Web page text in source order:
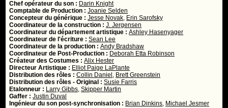
Chef opérateur du son : Darin Knight
Comptable de Production :Joanie Selden
Concepteur du générique :Jesse Novak, Erin Sarofsky
Coordinateur de la construction :J. Jergensen
Coordinateur du département artistique :Ashley Hasenyager
Coordinateur de l'écriture :Sean Lee
Coordinateur de la production :Andy Bradshaw
Coordinateur de Post-Production : Deborah Etta Robinson
Créateur des Costumes :Alix Hester
Directeur Artistique : Elliot Paige LaPlante
Distribution des rôles :Collin Daniel , Brett Greenstein
Distribution des rôles - Original :Susie Farris
Etalonneur : Larry Gibbs,Skipper Martin
Gaffer :Justin Duval
Ingénieur du son post-synchronisation : Brian Dinkins, Michael Jesmer